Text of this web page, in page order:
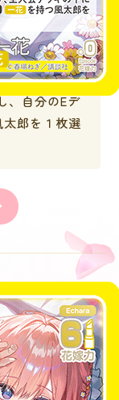
場した時、
を持つ風太
外の風太郎
、自分のEデ
太郎を１枚選